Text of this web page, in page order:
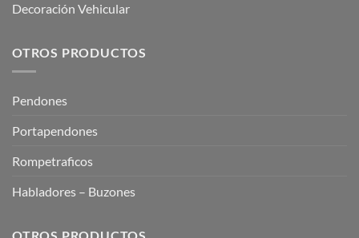
Decoración Vehicular
OTROS PRODUCTOS
Pendones
Portapendones
Rompetraficos
Habladores – Buzones